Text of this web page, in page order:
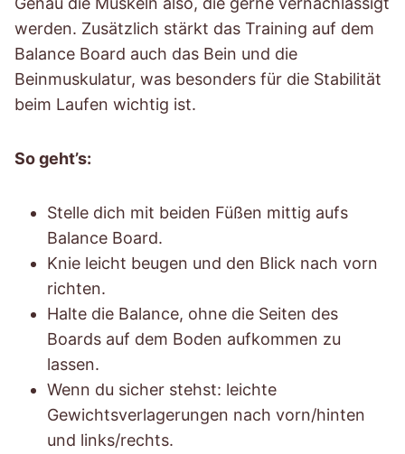
werden. Zusätzlich stärkt das Training auf dem
Balance Board auch das Bein und die
Beinmuskulatur, was besonders für die Stabilität
beim Laufen wichtig ist.
So geht’s:
Stelle dich mit beiden Füßen mittig aufs
Balance Board.
Knie leicht beugen und den Blick nach vorn
richten.
Halte die Balance, ohne die Seiten des
Boards auf dem Boden aufkommen zu
lassen.
Wenn du sicher stehst: leichte
Gewichtsverlagerungen nach vorn/hinten
und links/rechts.